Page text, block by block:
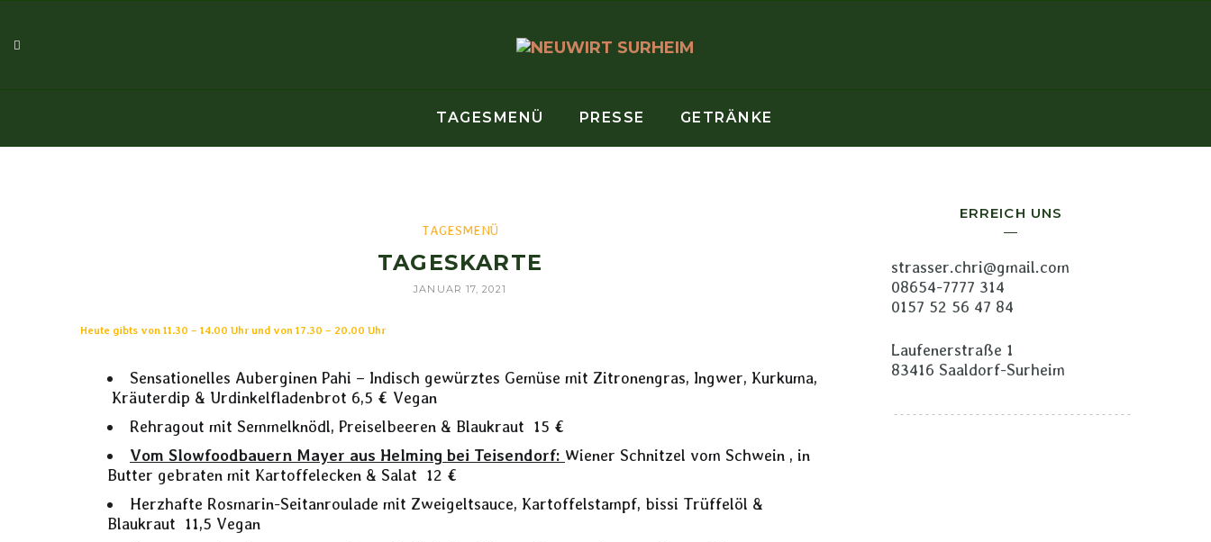
TAGESMENÜ PRESSE GETRÄNKE
TAGESMENÜ
TAGESKARTE
JANUAR 17, 2021
Heute gibts von 11.30 – 14.00 Uhr und von 17.30 – 20.00 Uhr
Sensationelles Auberginen Pahi – Indisch gewürztes Gemüse mit Zitronengras, Ingwer, Kurkuma,
Kräuterdip & Urdinkelfladenbrot 6,5 € Vegan
Rehragout mit Semmelknödl, Preiselbeeren & Blaukraut 15 €
Vom Slowfoodbauern Mayer aus Helming bei Teisendorf: Wiener Schnitzel vom Schwein , in
Butter gebraten mit Kartoffelecken & Salat 12 €
Herzhafte Rosmarin-Seitanroulade mit Zweigeltsauce, Kartoffelstampf, bissi Trüffelöl &
Blaukraut 11,5 Vegan
ERREICH UNS
strasser.chri@gmail.com
08654-7777 314
0157 52 56 47 84
Laufenerstraße 1
83416 Saaldorf-Surheim